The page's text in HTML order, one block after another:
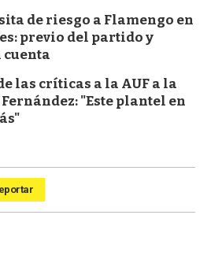
de riesgo a Flamengo en
previo del partido y
cuenta
las críticas a la AUF a la
"Este plantel en